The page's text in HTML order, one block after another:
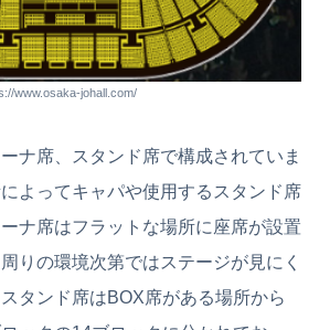
www.osaka-johall.com/
ナ席、スタンド席で構成されていま
よってキャパや使用するスタンド席
ナ席はフラットな場所に座席が設置
りの環境次第ではステージが見にく
タンド席はBOX席がある場所から